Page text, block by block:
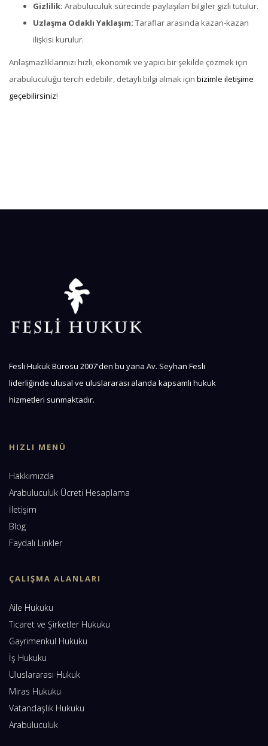
Gizlilik: Arabuluculuk sürecinde paylaşılan bilgiler gizli tutulur.
Uzlaşma Odaklı Yaklaşım: Taraflar arasında kazan-kazan
ilişkisi kurulur.
Anlaşmazlıklarınızı hızlı, ekonomik ve yapıcı bir şekilde çözmek için
arabuluculuğu tercih edebilir, detaylı bilgi almak için bizimle iletişime
geçebilirsiniz!
Fesli Hukuk Bürosu 2007'den bu yana Av. Seyhan Fesli
liderliğinde ulusal ve uluslararası alanda kapsamlı hukuk
hizmetleri sunmaktadır.
HIZLI MENÜ
Hakkımızda
Arabuluculuk Ücreti Hesaplama
İletişim
Blog
Faydalı Linkler
ÇALIŞMA ALANLARI
Aile Hukuku
Ticaret ve Şirketler Hukuku
Gayrimenkul Hukuku
İş Hukuku
Uluslararası Hukuk
Miras Hukuku
Vatandaşlık Hukuku
Arabuluculuk